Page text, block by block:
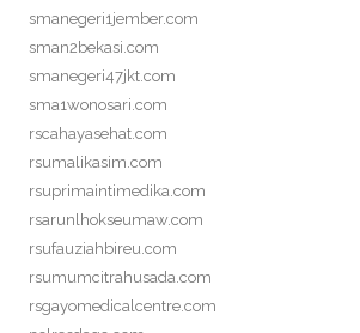
smanegeri1jember.com
sman2bekasi.com
smanegeri47jkt.com
sma1wonosari.com
rscahayasehat.com
rsumalikasim.com
rsuprimaintimedika.com
rsarunlhokseumaw.com
rsufauziahbireu.com
rsumumcitrahusada.com
rsgayomedicalcentre.com